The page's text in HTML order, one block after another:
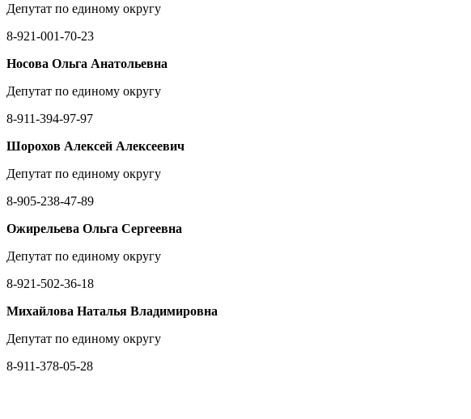
Депутат по единому округу
8-921-001-70-23
Носова Ольга Анатольевна
Депутат по единому округу
8-911-394-97-97
Шорохов Алексей Алексеевич
Депутат по единому округу
8-905-238-47-89
Ожирельева Ольга Сергеевна
Депутат по единому округу
8-921-502-36-18
Михайлова Наталья Владимировна
Депутат по единому округу
8-911-378-05-28